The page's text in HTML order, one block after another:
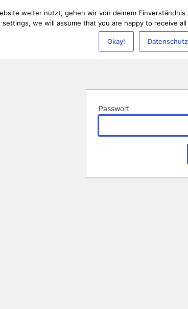
Passwort
weiter nutzt, gehen wir von deinem
we will assume that you are happy to receive
Okay!